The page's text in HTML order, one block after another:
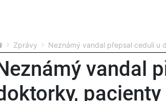
Zprávy Neznámý vandal přepsal ceduli u
vandal